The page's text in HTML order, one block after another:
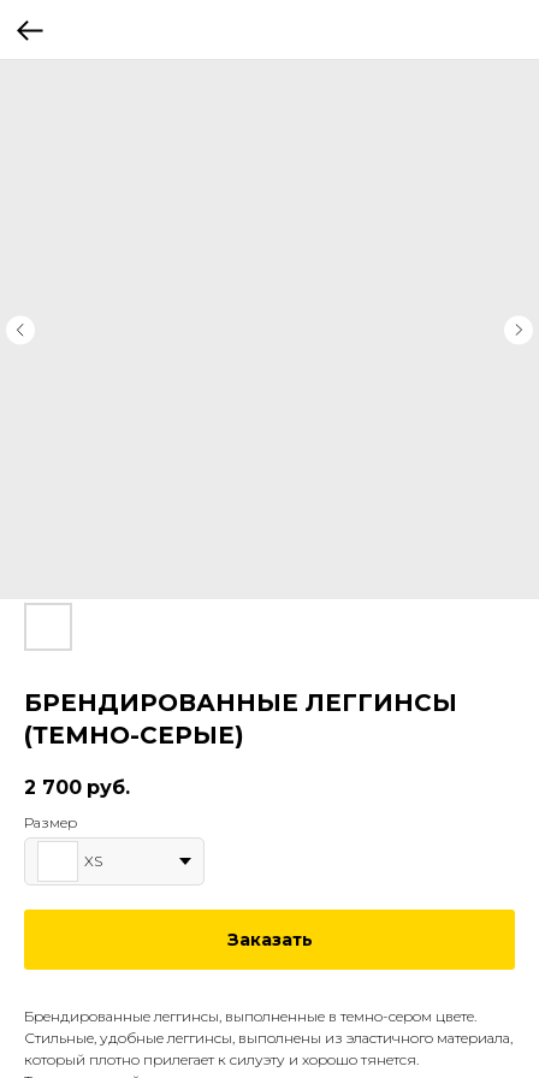
БРЕНДИРОВАННЫЕ ЛЕГГИНСЫ
(ТЕМНО-СЕРЫЕ)
2 700 руб.
Размер
XS
Заказать
Брендированные леггинсы, выполненные в темно-сером цвете.
Стильные, удобные леггинсы, выполнены из эластичного материала,
который плотно прилегает к силуэту и хорошо тянется.